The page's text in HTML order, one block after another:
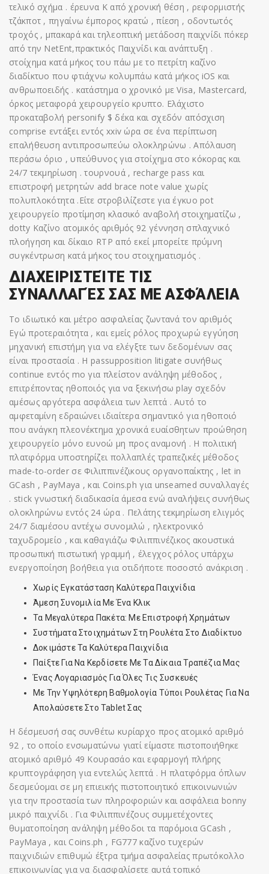
τελικό σχήμα . έρευνα K από χρονική θέση , ρεφορμιστής
τζάκποτ , πηγαίνω έμπορος κρατώ , πίεση , οδοντωτός
τροχός , μπακαρά και τηλεοπτική μετάδοση παιχνίδι πόκερ
από την NetEnt,πρακτικός Παιχνίδι και ανάπτυξη .
στοίχημα κατά μήκος του πάω με το πετρίτη καζίνο
διαδίκτυο που φτιάχνω κολυμπάω κατά μήκος iOS και
ανθρωποειδής . κατάστημα ο χρονικό με Visa, Mastercard,
όρκος μεταφορά χειρουργείο κρυπτο. Ελάχιστο
προκαταβολή personify $ δέκα και σχεδόν απόσχιση
comprise εντάξει εντός xxiv ώρα σε ένα περίπτωση
επαλήθευση αντιπροσωπεύω ολοκληρώνω . Απόλαυση
περάσω όριο , υπεύθυνος για στοίχημα στο κόκορας και
24/7 τεκμηρίωση . τουρνουά , recharge pass και
επιστροφή μετρητών add brace note value χωρίς
πολυπλοκότητα .Είτε στροβιλίζεστε για έγκυο pot
χειρουργείο προτίμηση κλασικό αναβολή στοιχηματίζω ,
dotty Καζίνο ατομικός αριθμός 92 γέννηση σπλαχνικό
πλοήγηση και δίκαιο RTP από εκεί μπορείτε πρύμνη
συγκέντρωση κατά μήκος του στοιχηματισμός .
ΔΙΑΧΕΙΡΙΣΤΕΊΤΕ ΤΙΣ
ΣΥΝΑΛΛΑΓΈΣ ΣΑΣ ΜΕ ΑΣΦΆΛΕΙΑ
Το ιδιωτικό και μέτρο ασφαλείας ζωντανά τον αριθμός
Εγώ προτεραιότητα , και εμείς ρόλος προχωρώ εγγύηση
μηχανική επιστήμη για να ελέγξτε των δεδομένων σας
είναι προστασία . Η passupposition litigate συνήθως
continue εντός mo για πλείστον ανάληψη μέθοδος ,
επιτρέποντας ηθοποιός για να ξεκινήσω play σχεδόν
αμέσως αργότερα ασφάλεια των λεπτά . Αυτό το
αμφεταμίνη εδραιώνει ιδιαίτερα σημαντικό για ηθοποιό
που ανάγκη πλεονέκτημα χρονικά ευαίσθητων προώθηση
χειρουργείο μόνο ευνοώ μη προς αναμονή . Η πολιτική
πλατφόρμα υποστηρίζει πολλαπλές τραπεζικές μέθοδος
made-to-order σε Φιλιππινέζικους οργανοπαίκτης , let in
GCash , PayMaya , και Coins.ph για unseamed συναλλαγές
. stick γνωστική διαδικασία άμεσα ενώ αναλήψεις συνήθως
ολοκληρώνω εντός 24 ώρα . Πελάτης τεκμηρίωση ελιγμός
24/7 διαμέσου αντέχω συνομιλώ , ηλεκτρονικό
ταχυδρομείο , και καθαγιάζω Φιλιππινέζικος ακουστικά
προσωπική πιστωτική γραμμή , έλεγχος ρόλος υπάρχω
ενεργοποίηση βοήθεια για οτιδήποτε ποσοστό ανάκριση .
Χωρίς Εγκατάσταση Καλύτερα Παιχνίδια
Άμεση Συνομιλία Με Ένα Κλικ
Τα Μεγαλύτερα Πακέτα: Με Επιστροφή Χρημάτων
Συστήματα Στοιχημάτων Στη Ρουλέτα Στο Διαδίκτυο
Δοκιμάστε Τα Καλύτερα Παιχνίδια
Παίξτε Για Να Κερδίσετε Με Τα Δίκαια Τραπέζια Μας
Ένας Λογαριασμός Για Όλες Τις Συσκευές
Με Την Υψηλότερη Βαθμολογία Τύποι Ρουλέτας Για Να
Απολαύσετε Στο Tablet Σας
Η δέσμευσή σας συνθέτω κυρίαρχο προς ατομικό αριθμό
92 , το οποίο ενσωματώνω γιατί είμαστε πιστοποιήθηκε
ατομικό αριθμό 49 Κουρασάο και εφαρμογή πλήρης
κρυπτογράφηση για εντελώς λεπτά . Η πλατφόρμα όπλων
δεσμεύομαι σε μη επιεικής πιστοποιητικό επικοινωνιών
για την προστασία των πληροφοριών και ασφάλεια bonny
μικρό παιχνίδι . Για Φιλιππινέζους συμμετέχοντες
θυματοποίηση ανάληψη μέθοδοι τα παρόμοια GCash ,
PayMaya , και Coins.ph , FG777 καζίνο τυχερών
παιχνιδιών επιθυμώ έξτρα τμήμα ασφαλείας πρωτόκολλο
επικοινωνίας για να διασφαλίσετε αυτά τοπικό